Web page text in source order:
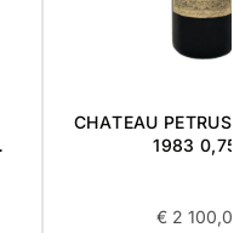
CHATEAU PETRUS '
1983 0,75L
€ 2 100,00